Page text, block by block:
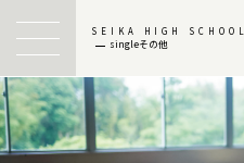
SEIKA HIGH SCHOOL
singleその他